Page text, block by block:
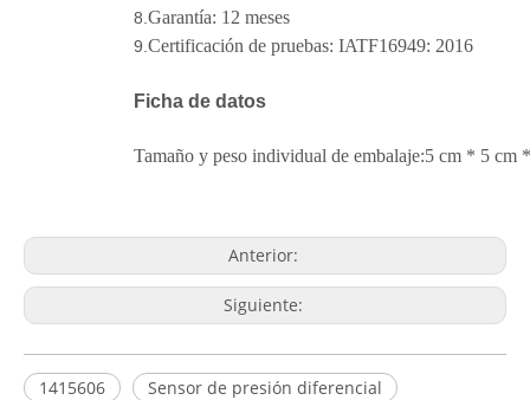
8.Garantía: 12 meses
9.Certificación de pruebas: IATF16949: 2016
Ficha de datos
Tamaño y peso individual de embalaje:5 cm * 5 cm
Anterior:
Siguiente:
1415606
Sensor de presión diferencial